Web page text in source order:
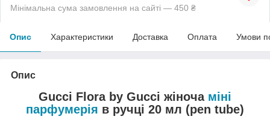
Мінімальна сума замовлення на сайті — 450 ₴
Опис Характеристики Доставка Оплата Умови
Опис
Gucci Flora by Gucci жіноча міні
парфумерія в ручці 20 мл (pen tube)